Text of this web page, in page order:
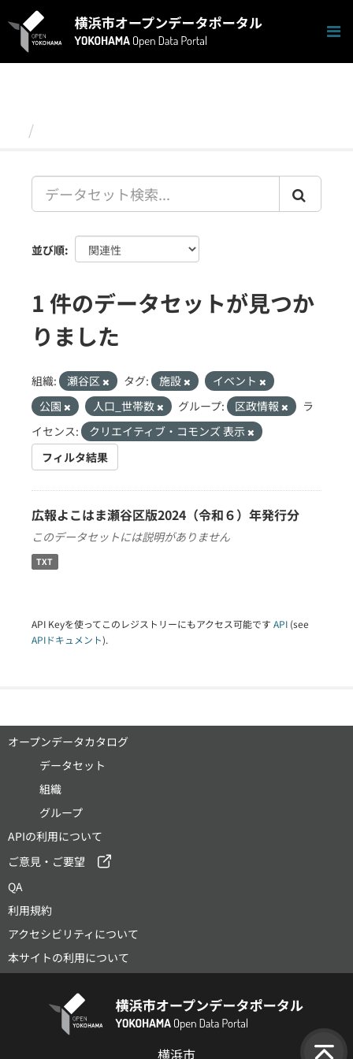
キ
並び順
1 件のデータセットが見つか
りました
組織: 瀬谷区 タグ: 施設
イベント
公園
人口_世帯数 グループ: 区政情報
ラ
イセンス:
クリエイティブ・コモンズ 表示
フィルタ結果
広報よこはま瀬谷区版2024（令和６）年発行分
このデータセットには説明がありません
TXT
API Keyを使ってこのレジストリーにもアクセス可能です API (see
APIドキュメント).
オープンデータカタログ
データセット
組織
グループ
APIの利用について
ご意見・ご要望
QA
利用規約
アクセシビリティについて
本サイトの利用について
横浜市